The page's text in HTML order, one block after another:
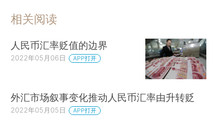
相关阅读
人民币汇率贬值的边界
2022年05月06日 APP打开
外汇市场叙事变化推动人民币汇率由升转贬
2022年05月05日 APP打开